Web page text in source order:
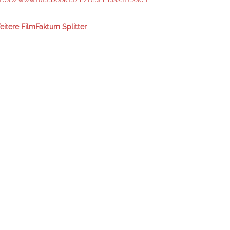
FilmFaktum Splitter